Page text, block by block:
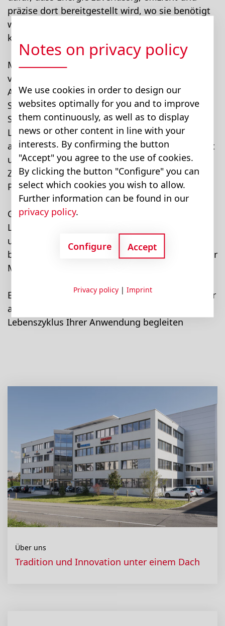
präzise dort bereitgestellt wird, wo sie benötigt
wird. Von Nebenaggregaten bis hin zu
komplexen elektrischen Antriebssystemen.
Mit der bewährten Produktplattform MOBILE
verbinden wir robuste Hardware, langjährige
Automotive-Erfahrung und flexible
Systemintegration. Ob standardisierte
Serienprodukte oder kundenspezifische
Lösungen: Unsere Leistungselektronik ist für
anspruchsvolle mobile Anwendungen entwickelt
und überzeugt durch hohe Schutzarten,
Zuverlässigkeit und eine langfristige
Plattformstrategie.
Gemeinsam mit unseren Kunden schaffen wir
Lösungen, die dazu beitragen, Menschen, Güter
und Ideen effizient und verantwortungsvoll zu
bewegen. So leisten wir einen aktiven Beitrag zur
Mobilität von morgen.
Entdecken Sie, wer wir sind, welche Produkte wir
anbieten und wie wir Sie über den gesamten
Lebenszyklus Ihrer Anwendung begleiten
Über uns
Tradition und Innovation unter einem Dach
Notes on privacy policy
We use cookies in order to design our
websites optimally for you and to improve
them continuously, as well as to display
news or other content in line with your
interests. By confirming the button
"Accept" you agree to the use of cookies.
By clicking the button "Configure" you can
select which cookies you wish to allow.
Further information can be found in our
privacy policy.
Configure Accept
Privacy policy| Imprint